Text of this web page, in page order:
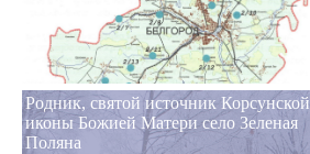
Родник, святой источник Корсунской
иконы Божией Матери село Зеленая
Поляна